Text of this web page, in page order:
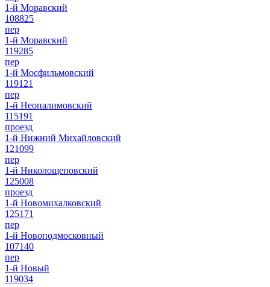
1-й Моравский
108825
пер
1-й Моравский
119285
пер
1-й Мосфильмовский
119121
пер
1-й Неопалимовский
115191
проезд
1-й Нижний Михайловский
121099
пер
1-й Николощеповский
125008
проезд
1-й Новомихалковский
125171
пер
1-й Новоподмосковный
107140
пер
1-й Новый
119034